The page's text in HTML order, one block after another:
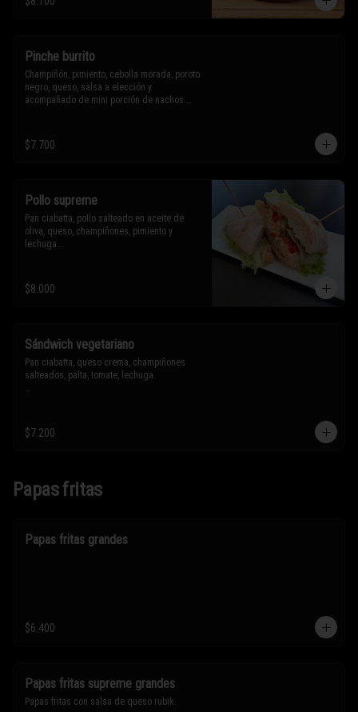
Sólo puedes solicitar eliminar un
Pinche burrito
Champiñón, pimiento, cebolla morada, poroto
negro, queso, salsa a elección y
acompañado de mini porción de nachos.
* Los ingredientes no son intercambiables.
$7.700
Pollo supreme
Pan ciabatta, pollo salteado en aceite de
oliva, queso, champiñones, pimiento y
lechuga.
* Los ingredientes no son intercambiables.
Sólo puedes solicitar eliminar un
$8.000
Sándwich vegetariano
Pan ciabatta, queso crema, champiñones
salteados, palta, tomate, lechuga.
ingrediente.
$7.200
Papas fritas
Papas fritas grandes
$6.400
Papas fritas supreme grandes
Papas fritas con salsa de queso rubik.